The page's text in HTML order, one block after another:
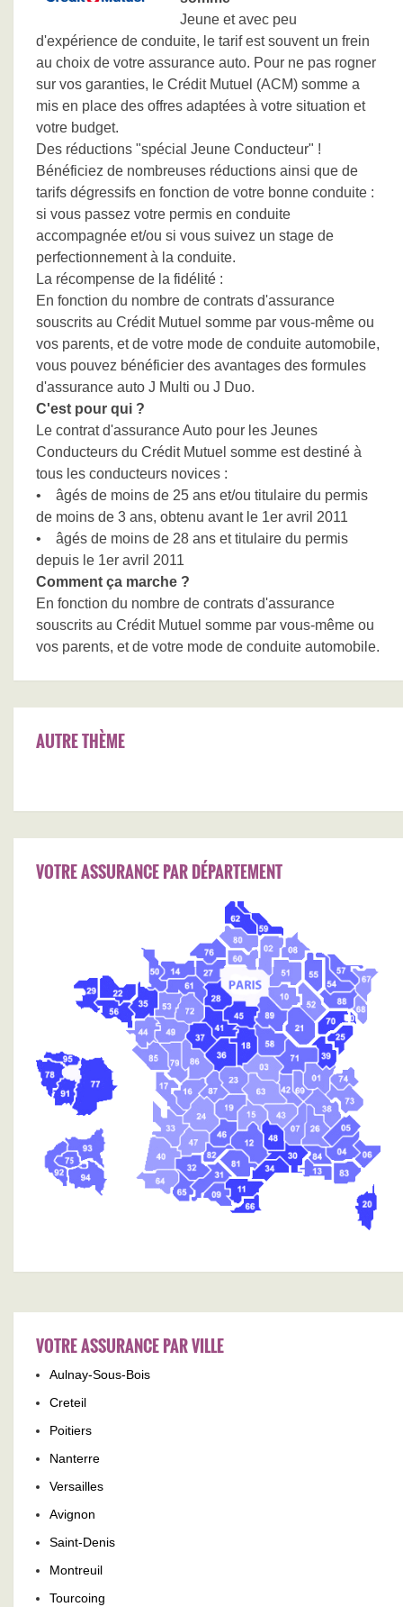
Jeune et avec peu
d'expérience de conduite, le tarif est souvent un frein
au choix de votre assurance auto. Pour ne pas rogner
sur vos garanties, le Crédit Mutuel (ACM) somme a
mis en place des offres adaptées à votre situation et
votre budget.
Des réductions "spécial Jeune Conducteur" !
Bénéficiez de nombreuses réductions ainsi que de
tarifs dégressifs en fonction de votre bonne conduite :
si vous passez votre permis en conduite
accompagnée et/ou si vous suivez un stage de
perfectionnement à la conduite.
La récompense de la fidélité :
En fonction du nombre de contrats d'assurance
souscrits au Crédit Mutuel somme par vous-même ou
vos parents, et de votre mode de conduite automobile,
vous pouvez bénéficier des avantages des formules
d'assurance auto J Multi ou J Duo.
C'est pour qui ?
Le contrat d'assurance Auto pour les Jeunes
Conducteurs du Crédit Mutuel somme est destiné à
tous les conducteurs novices :
• âgés de moins de 25 ans et/ou titulaire du permis
de moins de 3 ans, obtenu avant le 1er avril 2011
• âgés de moins de 28 ans et titulaire du permis
depuis le 1er avril 2011
Comment ça marche ?
En fonction du nombre de contrats d'assurance
souscrits au Crédit Mutuel somme par vous-même ou
vos parents, et de votre mode de conduite automobile.
AUTRE THÈME
VOTRE ASSURANCE PAR DÉPARTEMENT
VOTRE ASSURANCE PAR VILLE
Aulnay-Sous-Bois
Creteil
Poitiers
Nanterre
Versailles
Avignon
Saint-Denis
Montreuil
Tourcoing